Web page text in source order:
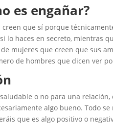
es engañar?
creen que sí porque
lo haces en secreto, mientras
mujeres que creen que sus
de hombres que dicen ver
o no para una
algo bueno. Todo
que es algo positivo o